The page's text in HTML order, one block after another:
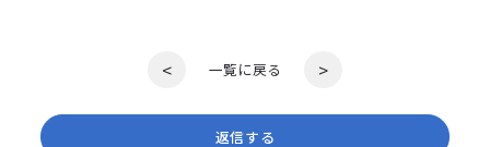
< 一覧に戻る >
返信する